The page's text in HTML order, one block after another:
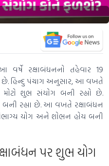
વર્ષે રક્ષાબંધનનો તહેવાર 19
છે. હિન્દુ પંચાગ અનુસાર, આ વખતે
શુભ સંયોગ બની રહ્યો છે.
રહ્યા છે. આ વખતે રક્ષાબંધન
યોગ અને શોભન હોય બની
પર શુભ યોગ